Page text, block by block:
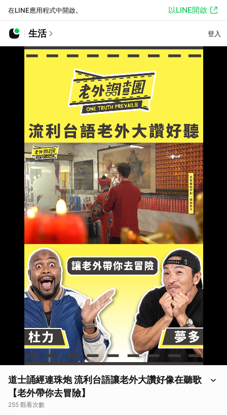
在LINE應用程式中開啟。 以LINE開啟
生活 登入
道士誦經連珠炮 流利台語讓老外大讚好像在聽歌
【老外帶你去冒險】
255 觀看次數